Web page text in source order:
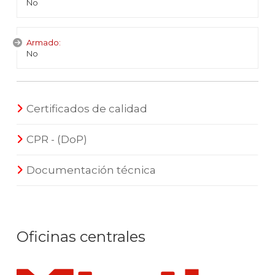
No
Armado:
No
Certificados de calidad
CPR - (DoP)
Documentación técnica
Oficinas centrales